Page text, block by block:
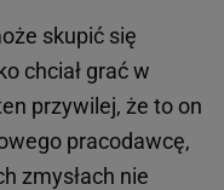
skupić się
chciał grać w
przywilej, że to on
pracodawcę,
zmysłach nie